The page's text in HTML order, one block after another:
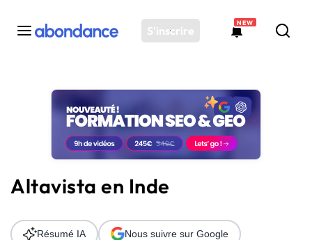
S'inscrire
NEW
Toutes les actus
Actus SEO
Plateforme
Solutions
Ressources
Audit SEO
Altavista en Inde
Résumé IA Nous suivre sur Google